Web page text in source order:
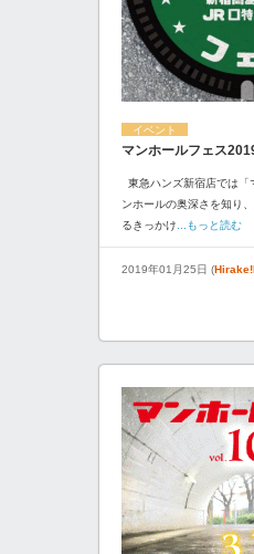
イベント
マンホールフェス
東急ハンズ新宿店では「
ンホールの奥深さを知り
るきっかけ...もっと読む
2019年01月25日 (